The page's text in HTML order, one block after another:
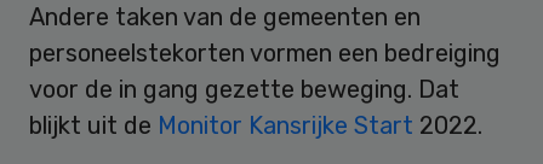
Andere taken van de gemeenten en
personeelstekorten vormen een bedreiging
voor de in gang gezette beweging. Dat
blijkt uit de Monitor Kansrijke Start 2022.